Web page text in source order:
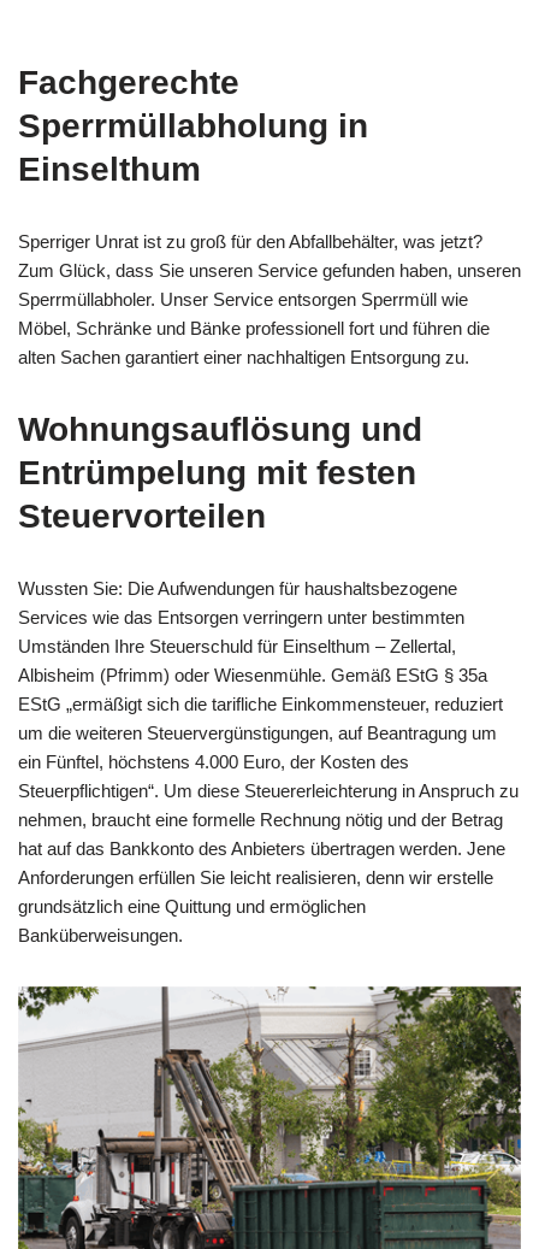
Fachgerechte
Sperrmüllabholung in
Einselthum
Sperriger Unrat ist zu groß für den Abfallbehälter, was jetzt?
Zum Glück, dass Sie unseren Service gefunden haben, unseren
Sperrmüllabholer. Unser Service entsorgen Sperrmüll wie
Möbel, Schränke und Bänke professionell fort und führen die
alten Sachen garantiert einer nachhaltigen Entsorgung zu.
Wohnungsauflösung und
Entrümpelung mit festen
Steuervorteilen
Wussten Sie: Die Aufwendungen für haushaltsbezogene
Services wie das Entsorgen verringern unter bestimmten
Umständen Ihre Steuerschuld für Einselthum – Zellertal,
Albisheim (Pfrimm) oder Wiesenmühle. Gemäß EStG § 35a
EStG „ermäßigt sich die tarifliche Einkommensteuer, reduziert
um die weiteren Steuervergünstigungen, auf Beantragung um
ein Fünftel, höchstens 4.000 Euro, der Kosten des
Steuerpflichtigen“. Um diese Steuererleichterung in Anspruch zu
nehmen, braucht eine formelle Rechnung nötig und der Betrag
hat auf das Bankkonto des Anbieters übertragen werden. Jene
Anforderungen erfüllen Sie leicht realisieren, denn wir erstelle
grundsätzlich eine Quittung und ermöglichen
Banküberweisungen.